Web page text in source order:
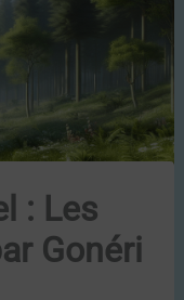
: Les
Gonéri